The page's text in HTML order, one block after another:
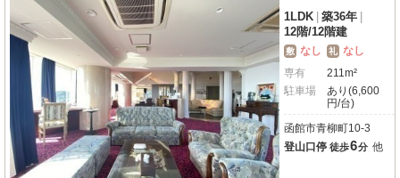
1LDK 築36年
12階/12階建
敷 なし 礼 なし
専有
211m²
駐車場
あり(6,600
円/台)
函館市青柳町10-3
登山口停 徒歩6分 他